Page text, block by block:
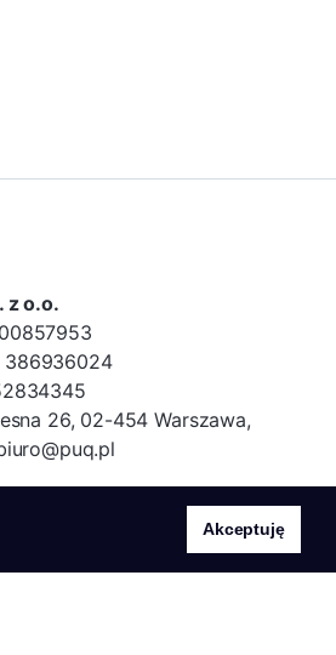
Akceptuję
z o.o.
386936024
26, 02-454 Warszawa,